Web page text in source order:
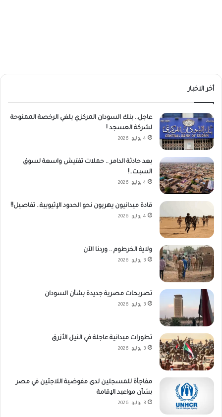
أخر الاخبار
عاجل.. بنك السودان المركزي يلغي الرخصة الممنوحة
لشركة العسجد !
4 يوليو، 2026
بعد حادثة الدامر .. حملات تفتيش واسعة لسوق
السبت..!
4 يوليو، 2026
قادة ميدانيون يهربون نحو الحدود الإثيوبية.. تفاصيل!!
4 يوليو، 2026
ولاية الخرطوم .. وردنا الآن
3 يوليو، 2026
تصريحات مصرية جديدة بشأن السودان
3 يوليو، 2026
تطورات ميدانية عاجلة في النيل الأزرق
3 يوليو، 2026
مفاجأة للمسجلين لدى مفوضية اللاجئين في مصر
بشأن مواعيد الإقامة
3 يوليو، 2026